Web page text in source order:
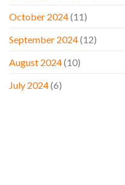
October 2024(11)
September 2024(12)
August 2024(10)
July 2024(6)